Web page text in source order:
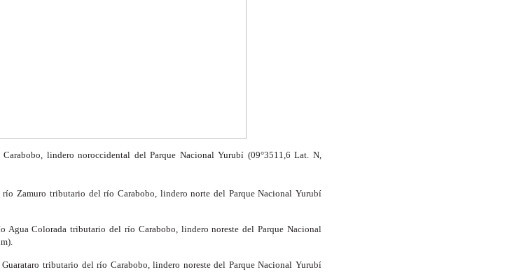
lindero noroccidental del Parque Nacional Yurubí (09°3511,6 Lat. N,
Zamuro tributario del río Carabobo, lindero norte del Parque Nacional Yurubí
Colorada tributario del río Carabobo, lindero noreste del Parque Nacional
tributario del río Carabobo, lindero noreste del Parque Nacional Yurubí